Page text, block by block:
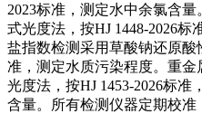
2023标准，测定水中余氯含
式光度法，按HJ 1448-2026
盐指数检测采用草酸钠还原酸
准，测定水质污染程度。重
光度法，按HJ 1453-2026标
含量。所有检测仪器定期校